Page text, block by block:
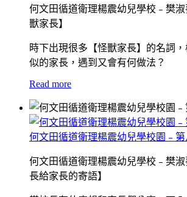
何文田循道衛理楊震幼兒學校﹣樊
獸家長】
時下出現很多【怪獸家長】的名詞
似的家長，遇到又會有何做法？
Read more
何文田循道衛理楊震幼兒學校園﹣
何文田循道衛理楊震幼兒學校﹣樊
長給家長的寄語】